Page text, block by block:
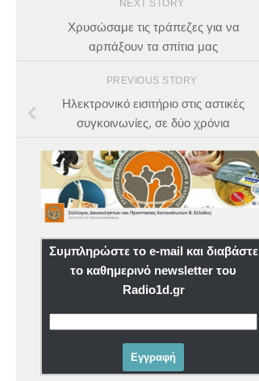
NEXT STORY
Χρυσώσαμε τις τράπεζες για να
αρπάξουν τα σπίτια μας
PREVIOUS STORY
Ηλεκτρονικό εισιτήριο στις αστικές
συγκοινωνίες, σε δύο χρόνια
Συμπληρώστε το e-mail και διαβάστε
το καθημερινό newsletter του
Radio1d.gr